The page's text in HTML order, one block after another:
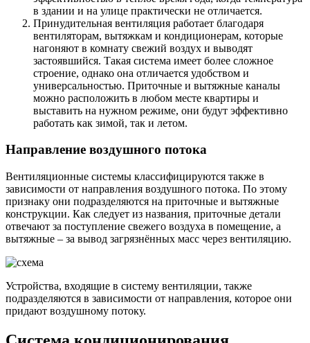
в здании и на улице практически не отличается.
Принудительная вентиляция работает благодаря
вентиляторам, вытяжкам и кондиционерам, которые
нагоняют в комнату свежий воздух и выводят
застоявшийся. Такая система имеет более сложное
строение, однако она отличается удобством и
универсальностью. Приточные и вытяжные каналы
можно расположить в любом месте квартиры и
выставить на нужном режиме, они будут эффективно
работать как зимой, так и летом.
Направление воздушного потока
Вентиляционные системы классифицируются также в
зависимости от направления воздушного потока. По этому
признаку они подразделяются на приточные и вытяжные
конструкции. Как следует из названия, приточные детали
отвечают за поступление свежего воздуха в помещение, а
вытяжные – за вывод загрязнённых масс через вентиляцию.
Устройства, входящие в систему вентиляции, также
подразделяются в зависимости от направления, которое они
придают воздушному потоку.